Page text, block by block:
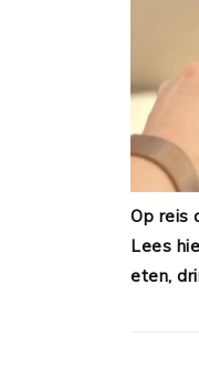
Op reis
Lees
eten,